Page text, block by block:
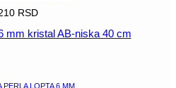
RSD
mm kristal AB-niska 40 cm
PERLA LOPTA 6 MM